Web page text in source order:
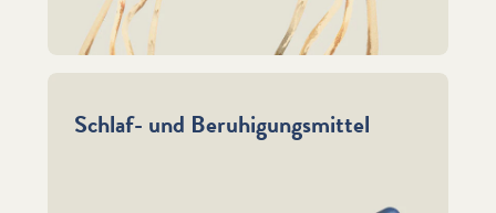
Schlaf- und Beruhigungsmittel